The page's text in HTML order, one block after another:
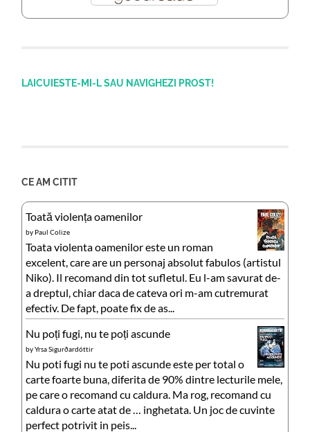
LAICUIESTE-MI-L SAU NAVIGHEZI PROST!
CE AM CITIT
Toată violența oamenilor
by Paul Colize
Toata violenta oamenilor este un roman
excelent, care are un personaj absolut fabulos (artistul
Niko). Il recomand din tot sufletul. Eu l-am savurat de-
a dreptul, chiar daca de cateva ori m-am cutremurat
efectiv. De fapt, poate fix de as...
Nu poți fugi, nu te poți ascunde
byYrsa Sigurðardóttir
Nu poti fugi nu te poti ascunde este per total o
carte foarte buna, diferita de 90% dintre lecturile mele,
pe care o recomand cu caldura. Ma rog, recomand cu
caldura o carte atat de … inghetata. Un joc de cuvinte
perfect potrivit in peis...